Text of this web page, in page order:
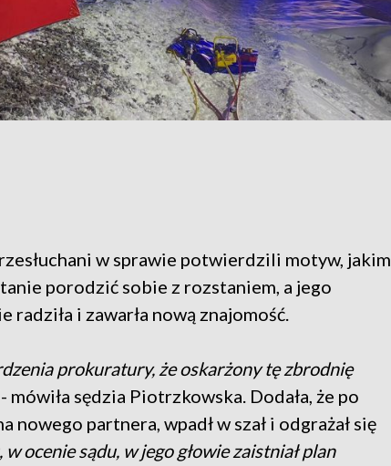
w sprawie potwierdzili motyw, jakim
porodzić sobie z rozstaniem, a jego
radziła i zawarła nową znajomość.
prokuratury, że oskarżony tę zbrodnię
- mówiła sędzia Piotrzkowska. Dodała, że po
nowego partnera, wpadł w szał i odgrażał się
ocenie sądu, w jego głowie zaistniał plan